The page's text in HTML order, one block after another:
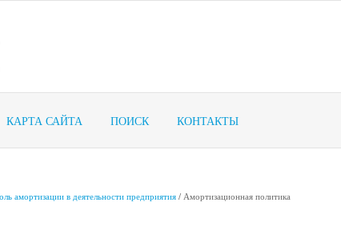
КАРТА САЙТА ПОИСК КОНТАКТЫ
амортизации в деятельности предприятия/ Амортизационная политика